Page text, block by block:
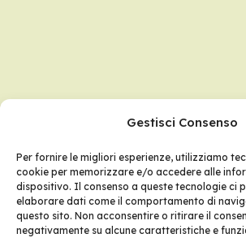
Gestisci Consenso
Per fornire le migliori esperienze, utilizziamo
cookie per memorizzare e/o accedere alle
dispositivo. Il consenso a queste tecnologie ci
elaborare dati come il comportamento di
questo sito. Non acconsentire o ritirare il
negativamente su alcune caratteristiche e